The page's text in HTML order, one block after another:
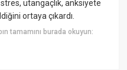
utangaçlık, anksiyete
ortaya çıkardı.
tamamını burada okuyun: